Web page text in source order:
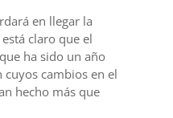
en llegar la
claro que el
ha sido un año
cambios en el
hecho más que